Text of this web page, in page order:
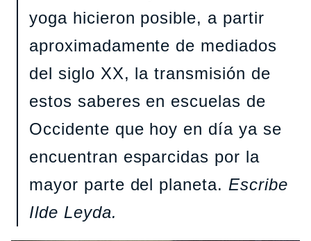
yoga hicieron posible, a partir
aproximadamente de mediados
del siglo XX, la transmisión de
estos saberes en escuelas de
Occidente que hoy en día ya se
encuentran esparcidas por la
mayor parte del planeta. Escribe
Ilde Leyda.